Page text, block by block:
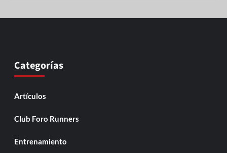
Categorías
Artículos
Club Foro Runners
Entrenamiento